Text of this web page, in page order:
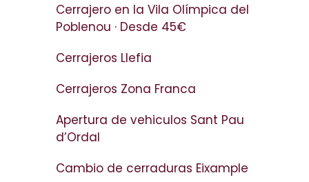
Cerrajero en la Vila Olímpica del
Poblenou · Desde 45€
Cerrajeros Llefia
Cerrajeros Zona Franca
Apertura de vehiculos Sant Pau
d’Ordal
Cambio de cerraduras Eixample